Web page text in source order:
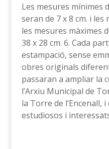
Les mesures mínimes
seran de 7 x 8 cm. i les
les mesures màximes
38 x 28 cm. 6. Cada
estampació, sense
obres originals
passaran a ampliar la
l’Arxiu Municipal de
la Torre de l’Encenall,
estudiosos i